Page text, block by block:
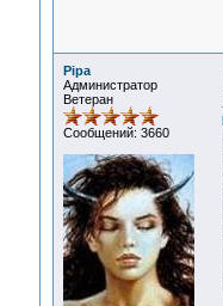
Pipa
Администратор
Ветеран
Сообщений: 3660